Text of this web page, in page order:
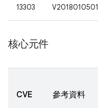
13303
V2018010501
核心元件
CVE 參考資料